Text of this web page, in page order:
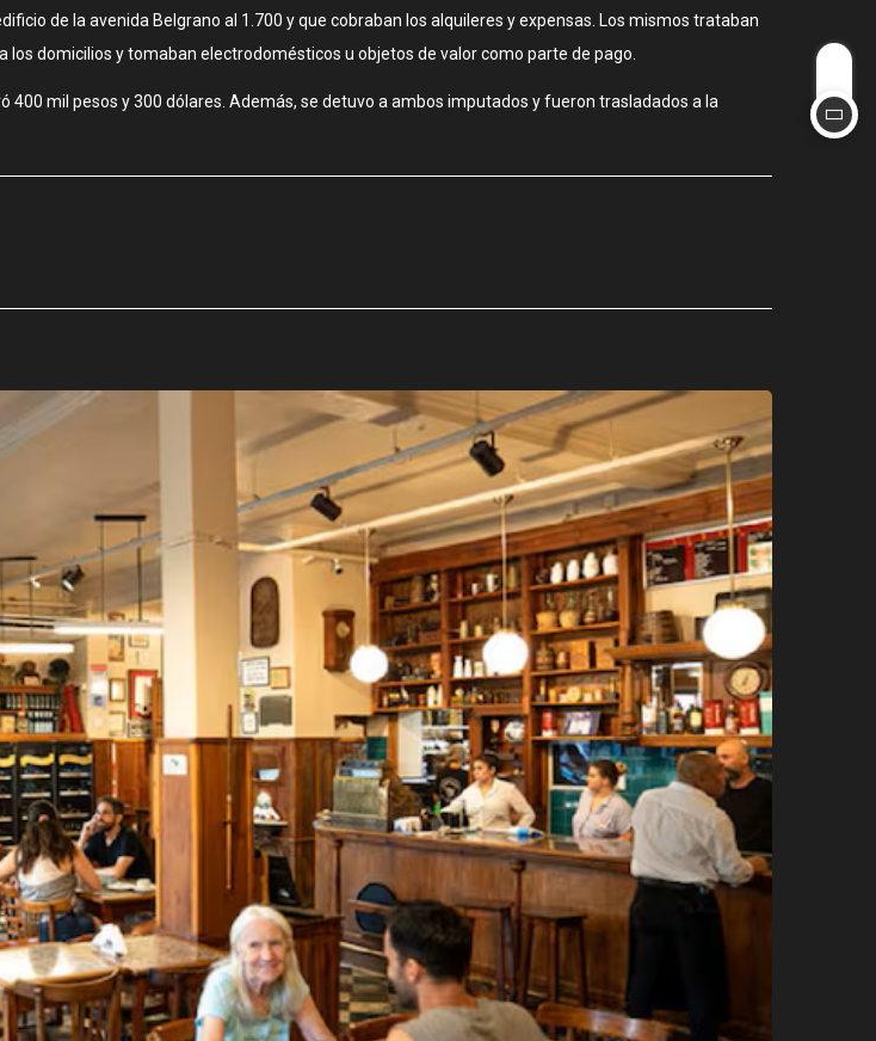
de la avenida Belgrano al 1.700 y que cobraban los alquileres y expensas. Los mismos trataban
domicilios y tomaban electrodomésticos u objetos de valor como parte de pago.
mil pesos y 300 dólares. Además, se detuvo a ambos imputados y fueron trasladados a la